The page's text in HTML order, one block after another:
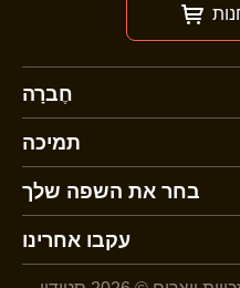
חֶברָה
תמיכה
בחר את השפה שלך
עקבו אחרינו